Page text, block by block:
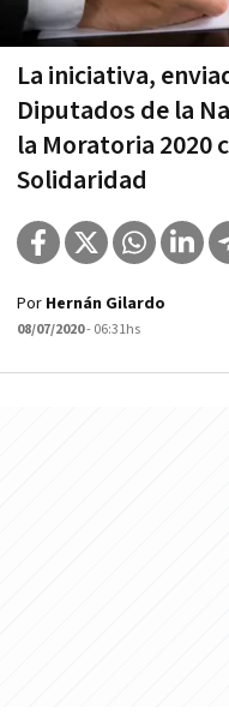
La iniciativa,
Diputados de la
la Moratoria 2020
Solidaridad
Por Hernán Gilardo
08/07/2020- 06:31hs